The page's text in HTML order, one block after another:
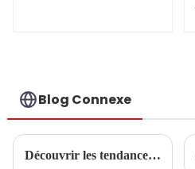
Blog Connexe
Découvrir les tendances et les étapes d'achat essentielles des patchs chenille en 2025